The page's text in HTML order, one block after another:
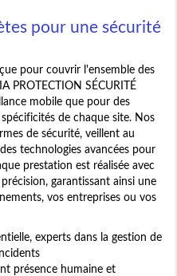
pour une sécurité
pour couvrir l'ensemble des
PROTECTION SÉCURITÉ
mobile que pour des
de chaque site. Nos
de sécurité, veillent au
technologies avancées pour
prestation est réalisée avec
garantissant ainsi une
vos entreprises ou vos
experts dans la gestion de
présence humaine et